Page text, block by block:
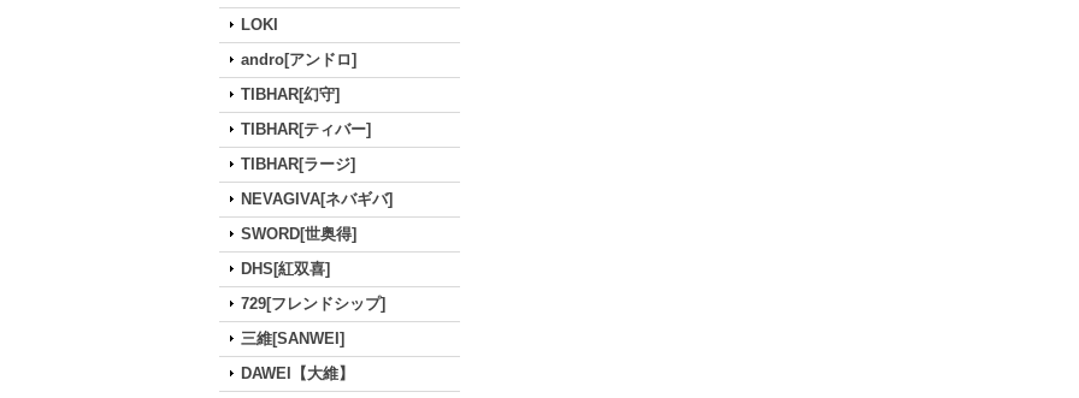
LOKI
andro[アンドロ]
TIBHAR[幻守]
TIBHAR[ティバー]
TIBHAR[ラージ]
NEVAGIVA[ネバギバ]
SWORD[世奥得]
DHS[紅双喜]
729[フレンドシップ]
三維[SANWEI]
DAWEI【大維】